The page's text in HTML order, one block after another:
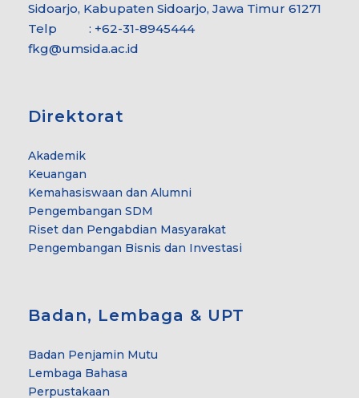
Sidoarjo, Kabupaten Sidoarjo, Jawa Timur 61271
Telp : +62-31-8945444
fkg@umsida.ac.id
Direktorat
Akademik
Keuangan
Kemahasiswaan dan Alumni
Pengembangan SDM
Riset dan Pengabdian Masyarakat
Pengembangan Bisnis dan Investasi
Badan, Lembaga & UPT
Badan Penjamin Mutu
Lembaga Bahasa
Perpustakaan